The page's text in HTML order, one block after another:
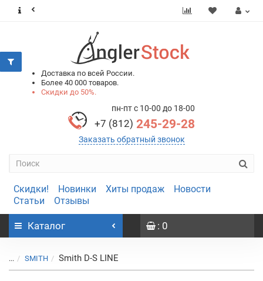
Доставка по всей России.
Более 40 000 товаров.
Скидки до 50%.
пн-пт с 10-00 до 18-00
+7 (812) 245-29-28
Заказать обратный звонок
Скидки! Новинки Хиты продаж
Новости
Статьи
Отзывы
Каталог : 0
... SMITH Smith D-S LINE